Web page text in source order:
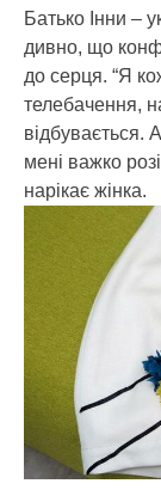
Батько Інни –
дивно, що
до серця. “Я
телебачення,
відбувається.
мені важко
нарікає жінка.